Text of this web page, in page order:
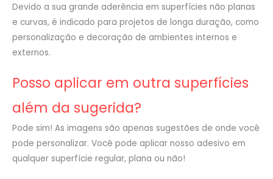
Devido a sua grande aderência em superfícies não planas
e curvas, é indicado para projetos de longa duração, como
personalização e decoração de ambientes internos e
externos.
Posso aplicar em outra superfícies
além da sugerida?
Pode sim! As imagens são apenas sugestões de onde você
pode personalizar. Você pode aplicar nosso adesivo em
qualquer superfície regular, plana ou não!